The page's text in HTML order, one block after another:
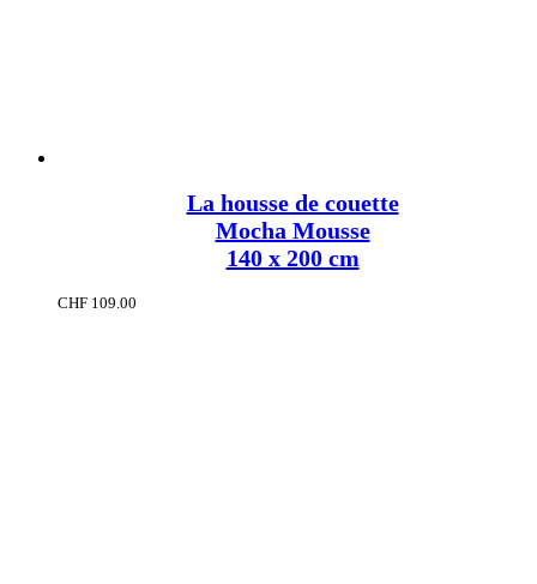
La housse de couette
Mocha Mousse
140 x 200 cm
CHF 109.00